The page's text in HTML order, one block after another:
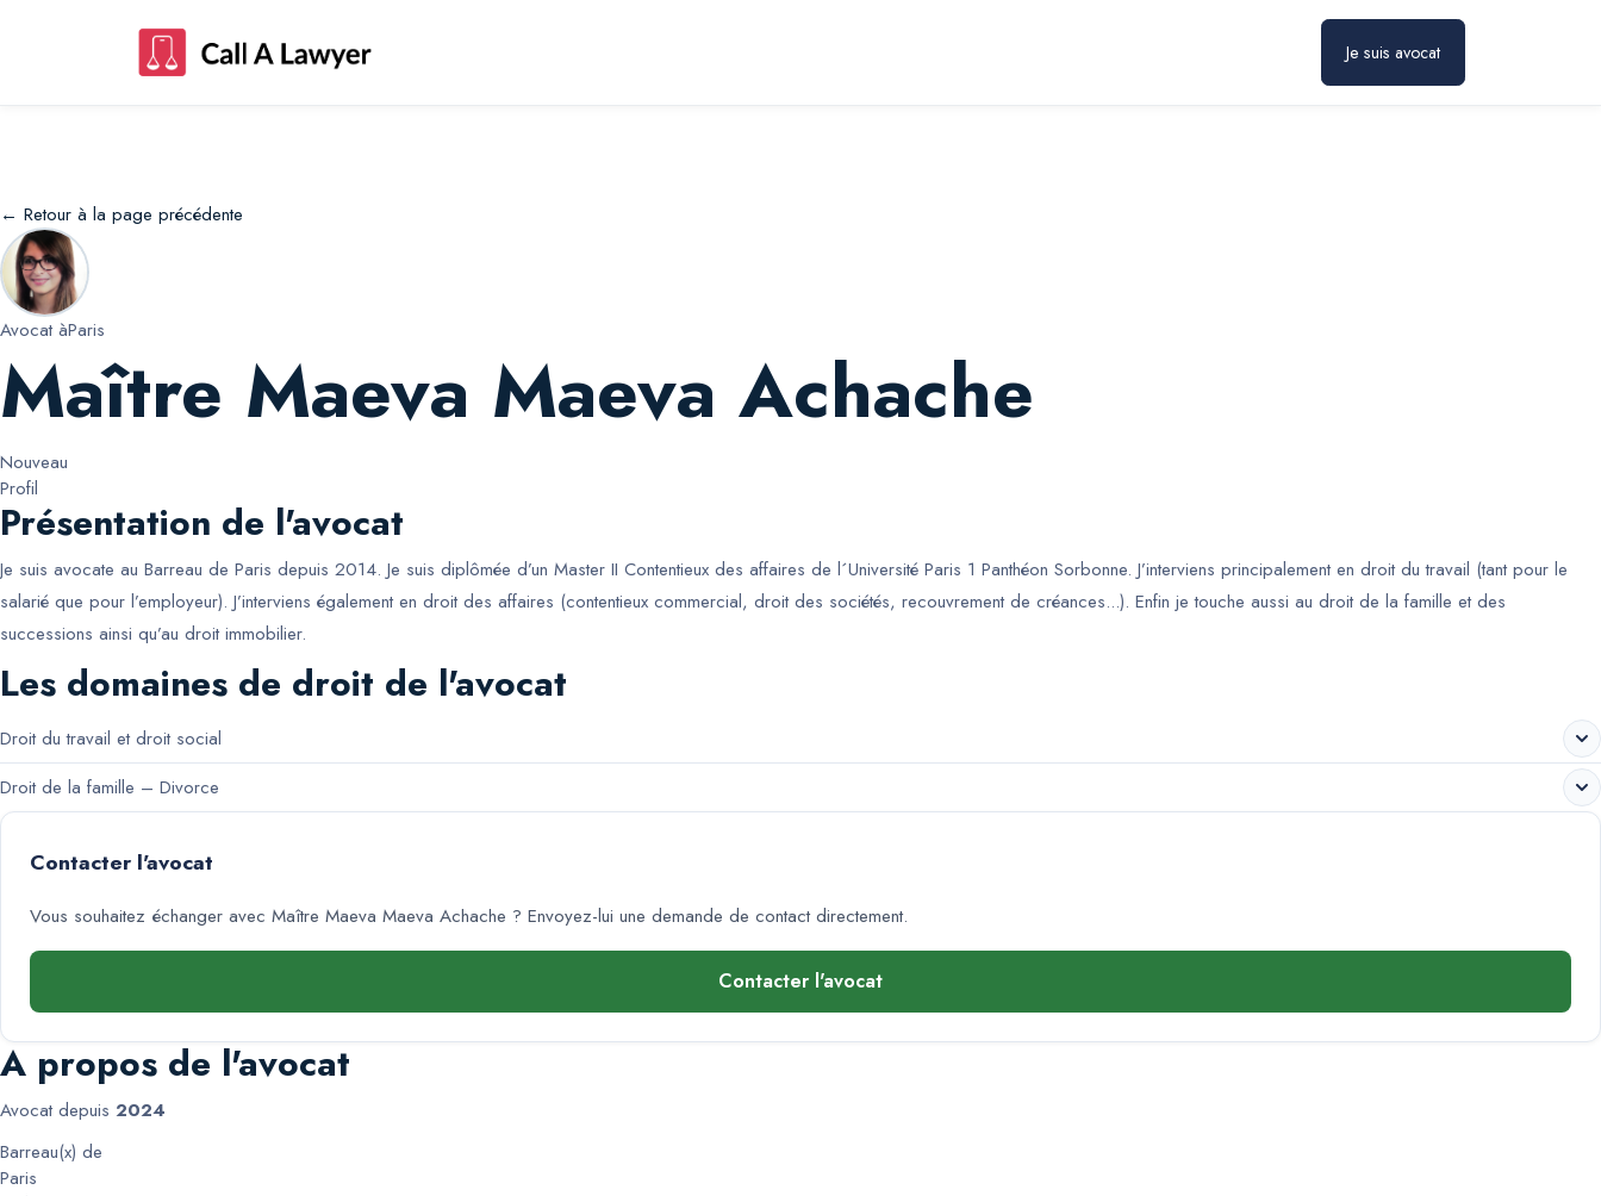
Je suis avocat
← Retour à la page précédente
Avocat àParis
Maître Maeva Maeva Achache
Nouveau
Profil
Présentation de l'avocat
Je suis avocate au Barreau de Paris depuis 2014. Je suis diplômée d’un Master II Contentieux des affaires de l´Université Paris 1 Panthéon Sorbonne. J’interviens principalement en droit du travail (tant pour le
salarié que pour l’employeur). J’interviens également en droit des affaires (contentieux commercial, droit des sociétés, recouvrement de créances...). Enfin je touche aussi au droit de la famille et des
successions ainsi qu’au droit immobilier.
Les domaines de droit de l'avocat
Droit du travail et droit social
Droit de la famille – Divorce
Contacter l'avocat
Vous souhaitez échanger avec Maître Maeva Maeva Achache ? Envoyez-lui une demande de contact directement.
Contacter l'avocat
A propos de l'avocat
Avocat depuis 2024
Barreau(x) de
Paris